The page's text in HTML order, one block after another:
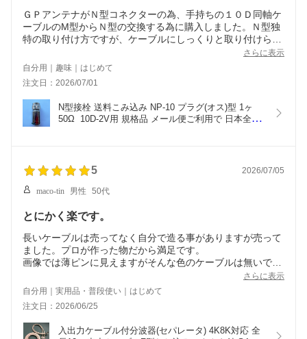
ＧＰアンテナがＮ型コネクターの為、手持ちの１０Ｄ同軸ケ
ーブルのM型からＮ型の交換する為に購入しました。Ｎ型独
特の取り付け方ですが、ケーブルにしっくりと取り付けられ
さらに表示
自分用｜趣味｜はじめて
注文日：2026/07/01
N型接栓 送料こみ込み NP-10 プラグ(オス)型 1ヶ
50Ω  10D-2V用 規格品 メール便ご利用で 日本全国
5 2026/07/05
maco-tin 男性 50代
とにかく楽です。
長いケーブルは売ってなく自分で造る事がありますが売って
ました。プロが作った物だから満足です。
画像では薄ピンに見えますがそんな色のケーブルは無いで
真っ白なケーブルがきちんと届きます。
配送も迅速でしたよ。
さらに表示
自分用｜実用品・普段使い｜はじめて
注文日：2026/06/25
入出力ケーブル付分波器(セパレータ) 4K8K対応 全